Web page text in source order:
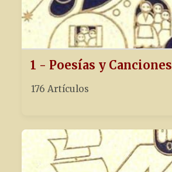
1 - Poesías y Canciones
176 Artículos